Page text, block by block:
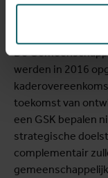
De
werden in 2016
toekomst van
een GSK bepalen
strategische
complementair